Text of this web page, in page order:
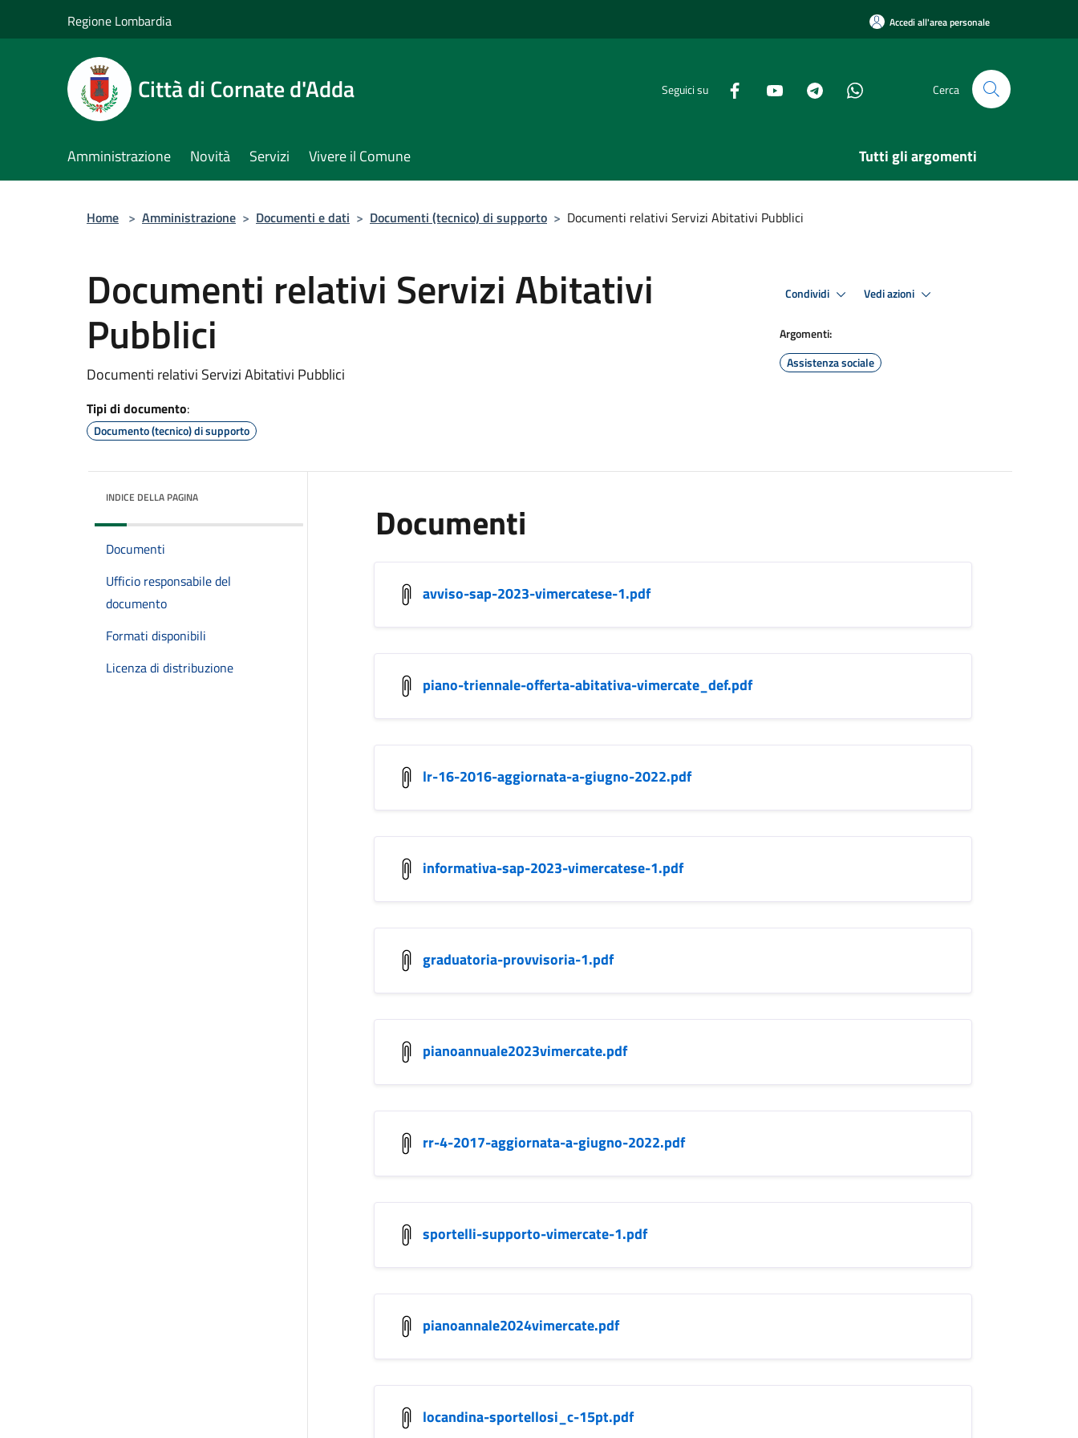
Regione Lombardia Accedi all'area personale
Città di Cornate d'Adda Seguici su Cerca
Amministrazione Novità Servizi Vivere il Comune Tutti gli argomenti
Home > Amministrazione > Documenti e dati > Documenti (tecnico) di supporto > Documenti relativi Servizi Abitativi Pubblici
Documenti relativi Servizi Abitativi
Pubblici
Documenti relativi Servizi Abitativi Pubblici
Tipi di documento:
Documento (tecnico) di supporto
Condividi Vedi azioni
Argomenti:
Assistenza sociale
INDICE DELLA PAGINA
Documenti
Ufficio responsabile del
documento
Formati disponibili
Licenza di distribuzione
Documenti
avviso-sap-2023-vimercatese-1.pdf
piano-triennale-offerta-abitativa-vimercate_def.pdf
lr-16-2016-aggiornata-a-giugno-2022.pdf
informativa-sap-2023-vimercatese-1.pdf
graduatoria-provvisoria-1.pdf
pianoannuale2023vimercate.pdf
rr-4-2017-aggiornata-a-giugno-2022.pdf
sportelli-supporto-vimercate-1.pdf
pianoannale2024vimercate.pdf
locandina-sportellosi_c-15pt.pdf